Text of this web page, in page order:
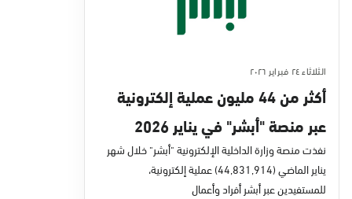
الثلاثاء ٢٤ فبراير ٢٠٢٦
أكثر من 44 مليون عملية إلكترونية
عبر منصة "أبشر" في يناير 2026
نفذت منصة وزارة الداخلية الإلكترونية "أبشر" خلال شهر
يناير الماضي (44,831,914) عملية إلكترونية،
للمستفيدين عبر أبشر أفراد وأعمال